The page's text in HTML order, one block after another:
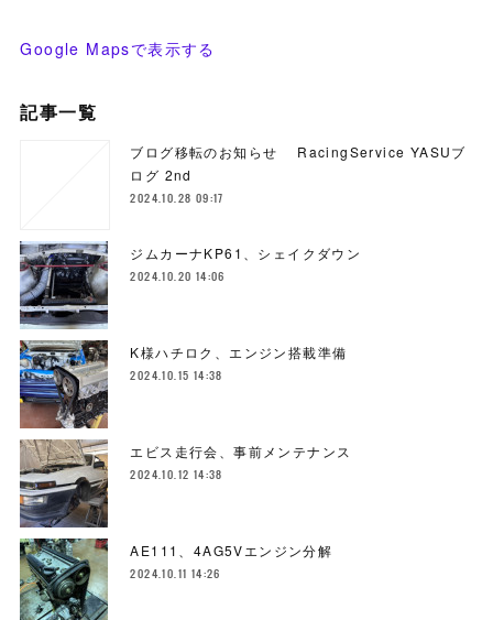
Google Mapsで表示する
記事一覧
ブログ移転のお知らせ RacingService YASUブ
ログ 2nd
2024.10.28 09:17
ジムカーナKP61、シェイクダウン
2024.10.20 14:06
K様ハチロク、エンジン搭載準備
2024.10.15 14:38
エビス走行会、事前メンテナンス
2024.10.12 14:38
AE111、4AG5Vエンジン分解
2024.10.11 14:26